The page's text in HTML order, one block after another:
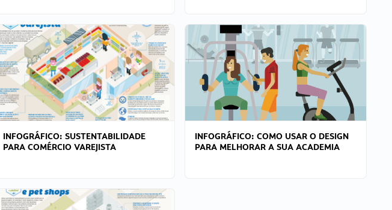
INFOGRÁFICO: SUSTENTABILIDADE
PARA COMÉRCIO VAREJISTA
INFOGRÁFICO: COMO USAR O DESIGN
PARA MELHORAR A SUA ACADEMIA